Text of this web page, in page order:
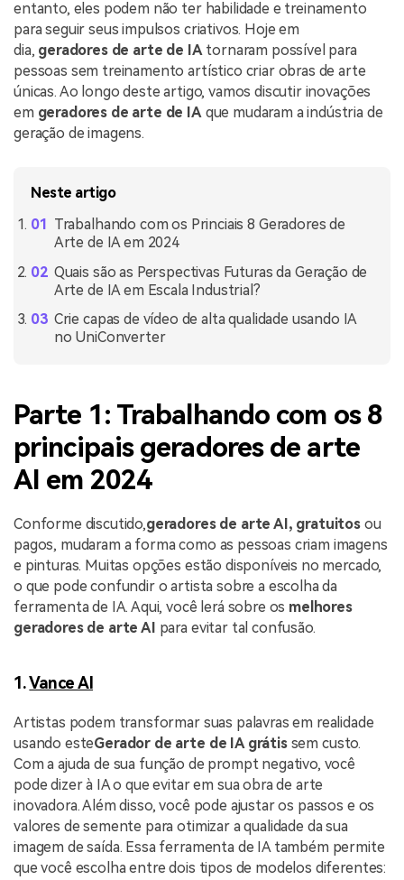
Vídeo/Áudio
Usuários educacionais desfrutam
de até 20% DESC.
Usuários de Filmes
Usuários de DVD
Usuários de Mac
MAIS SOLUÇÕES
Todas as informações que você precisa para usar o
UniConverter.
Vídeo Tutorial
Assista ao tutorial em vídeo para aprender como usar o
UniConverter.
Uma lista de todos os formatos, dispositivos e GPUs
suportados pelo UniConverter.
O que há de novo?
Os produtos e atualizações mais recentes.
Pesquisar
entanto, eles podem não ter habilidade e treinamento
para seguir seus impulsos criativos. Hoje em
dia, geradores de arte de IAtornaram possível para
pessoas sem treinamento artístico criar obras de arte
únicas. Ao longo deste artigo, vamos discutir inovações
em geradores de arte de IAque mudaram a indústria de
geração de imagens.
Neste artigo
Trabalhando com os Princiais 8 Geradores de
Arte de IA em 2024
Quais são as Perspectivas Futuras da Geração de
Arte de IA em Escala Industrial?
Crie capas de vídeo de alta qualidade usando IA
no UniConverter
Parte 1: Trabalhando com os 8
principais geradores de arte
AI em 2024
Conforme discutido,geradores de arte AI, gratuitos ou
pagos, mudaram a forma como as pessoas criam imagens
e pinturas. Muitas opções estão disponíveis no mercado,
o que pode confundir o artista sobre a escolha da
ferramenta de IA. Aqui, você lerá sobre os melhores
geradores de arte AI para evitar tal confusão.
1.Vance AI
Artistas podem transformar suas palavras em realidade
usando esteGerador de arte de IA grátissem custo.
Com a ajuda de sua função de prompt negativo, você
pode dizer à IA o que evitar em sua obra de arte
inovadora. Além disso, você pode ajustar os passos e os
valores de semente para otimizar a qualidade da sua
imagem de saída. Essa ferramenta de IA também permite
que você escolha entre dois tipos de modelos diferentes: